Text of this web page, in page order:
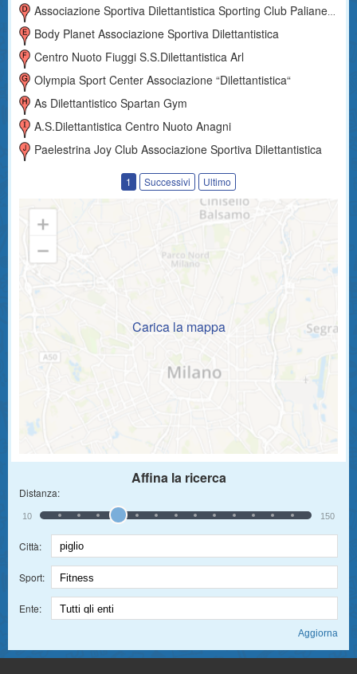
Associazione Sportiva Dilettantistica Sporting Club Palianello
Body Planet Associazione Sportiva Dilettantistica
Centro Nuoto Fiuggi S.s.dilettantistica Arl
Olympia Sport Center Associazione “dilettantistica“
As Dilettantistico Spartan Gym
A.s.dilettantistica Centro Nuoto Anagni
Paelestrina Joy Club Associazione Sportiva Dilettantistica
1 Successivi Ultimo
Carica la mappa
Affina la ricerca
Distanza:
10 150
Città:
Sport:
Ente: